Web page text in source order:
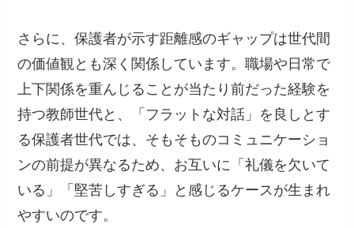
さらに、保護者が示す距離感のギャップは世代間
の価値観とも深く関係しています。職場や日常で
上下関係を重んじることが当たり前だった経験を
持つ教師世代と、「フラットな対話」を良しとす
る保護者世代では、そもそものコミュニケーショ
ンの前提が異なるため、お互いに「礼儀を欠いて
いる」「堅苦しすぎる」と感じるケースが生まれ
やすいのです。